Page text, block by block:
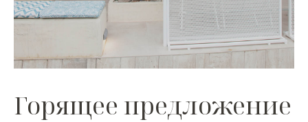
Горящее предложение